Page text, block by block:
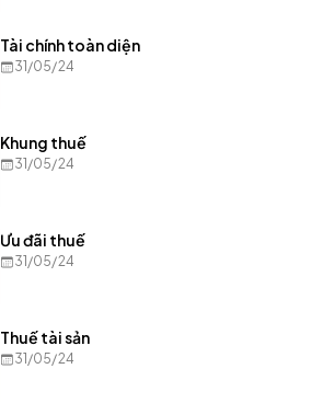
Tài chính toàn diện
31/05/24
Khung thuế
31/05/24
Ưu đãi thuế
31/05/24
Thuế tài sản
31/05/24